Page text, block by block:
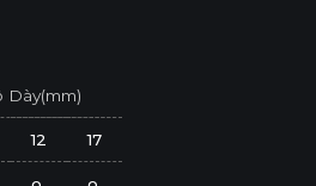
Dày(mm)
12 17